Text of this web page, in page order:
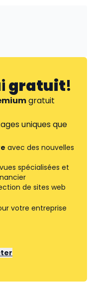
gratuit!
gratuit
uniques que
avec des nouvelles
spécialisées et
de sites web
votre entreprise